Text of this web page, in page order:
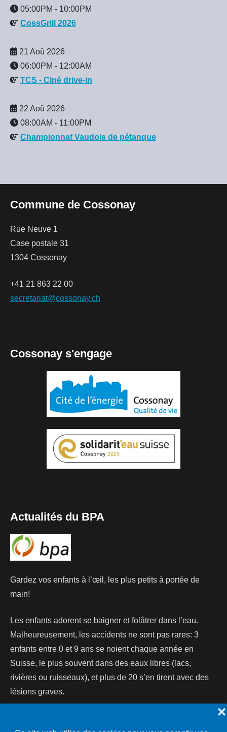
❌
05:00PM - 10:00PM
CossGrill 2026
21 Aoû 2026
06:00PM - 12:00AM
TCS - Ciné drive-in
22 Aoû 2026
08:00AM - 11:00PM
Championnat Vaudois de pétanque
Commune de Cossonay
Rue Neuve 1
Case postale 31
1304 Cossonay
+41 21 863 22 00
secretariat@cossonay.ch
Cossonay s'engage
Actualités du BPA
Gardez vos enfants à l’œil, les plus petits à portée de
main!
Les enfants adorent se baigner et folâtrer dans l’eau.
Malheureusement, les accidents ne sont pas rares: 3
enfants entre 0 et 9 ans se noient chaque année en
Suisse, le plus souvent dans des eaux libres (lacs,
rivières ou ruisseaux), et plus de 20 s’en tirent avec des
lésions graves.